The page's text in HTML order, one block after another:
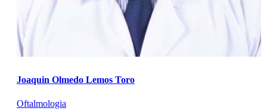
Joaquin Olmedo Lemos Toro
Oftalmologia